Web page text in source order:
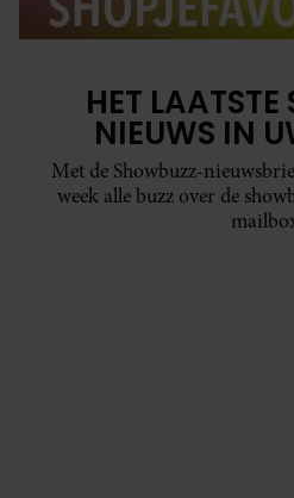
HET
NIEUWS IN
Met de Showbuzz-
week alle buzz over de